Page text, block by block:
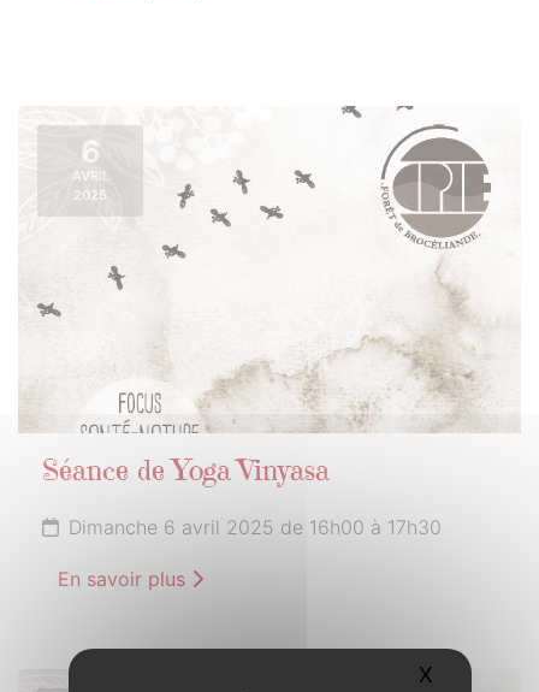
6
AVRIL
2025
Séance de Yoga Vinyasa
Dimanche 6 avril 2025 de 16h00 à 17h30
En savoir plus
X Masquer